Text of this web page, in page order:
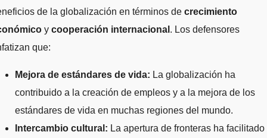
de la globalización en términos de crecimiento
y cooperación internacional . Los defensores
que:
Mejora de estándares de vida: La globalización ha
contribuido a la creación de empleos y a la mejora de los
estándares de vida en muchas regiones del mundo.
Intercambio cultural: La apertura de fronteras ha facilitado